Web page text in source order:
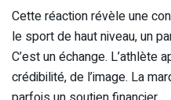
Cette réaction révèle une
le sport de haut niveau, un
C’est un échange. L’athlète
crédibilité, de l’image. La